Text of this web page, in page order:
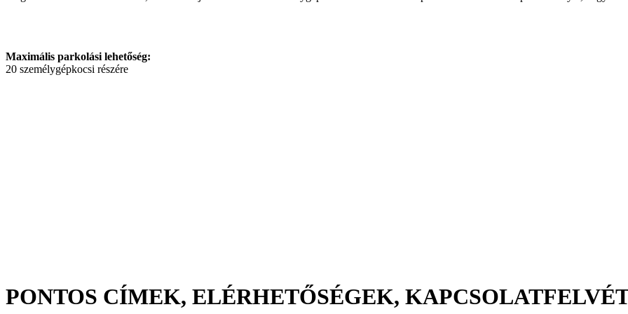
Maximális parkolási lehetőség:
20 személygépkocsi részére
PONTOS CÍMEK, ELÉRHETŐSÉGEK,